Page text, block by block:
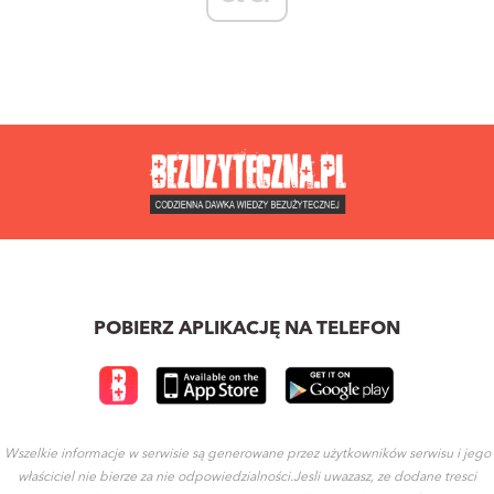
POBIERZ APLIKACJĘ NA TELEFON
Wszelkie informacje w serwisie są generowane przez użytkowników serwisu i jego
właściciel nie bierze za nie odpowiedzialności.Jesli uwazasz, ze dodane tresci